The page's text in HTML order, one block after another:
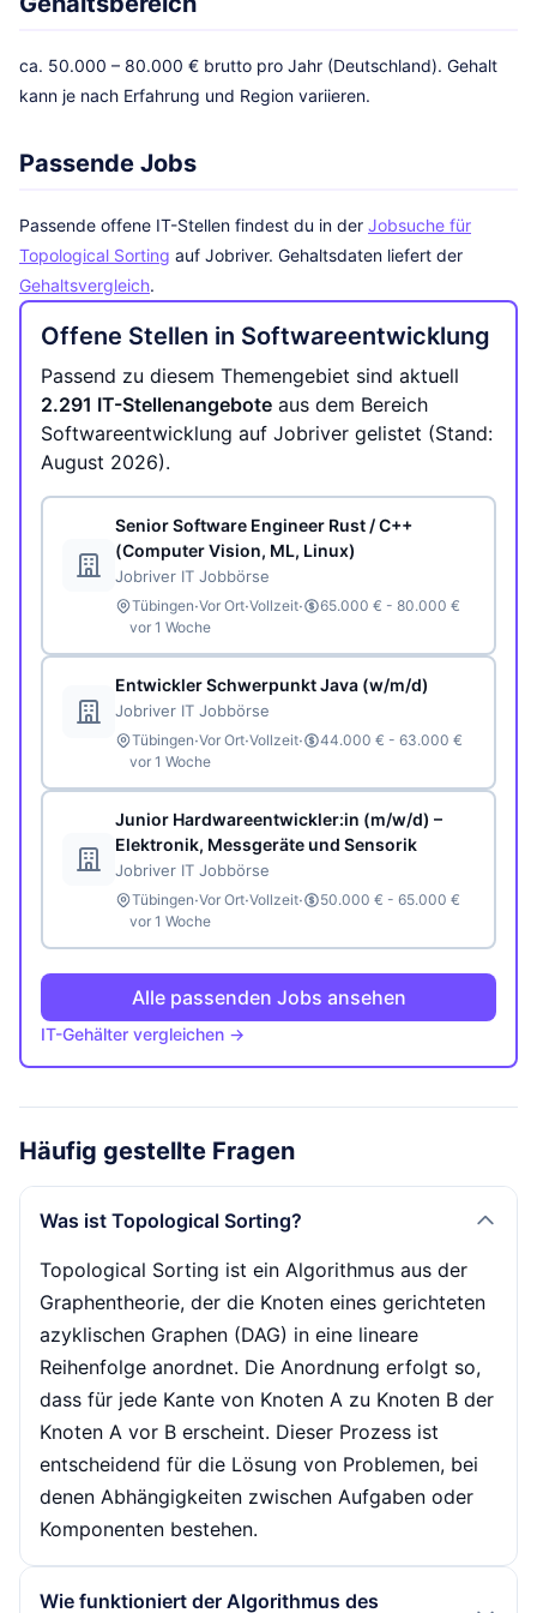
ca. 50.000 – 80.000 € brutto pro Jahr (Deutschland). Gehalt
kann je nach Erfahrung und Region variieren.
Passende Jobs
Passende offene IT-Stellen findest du in der Jobsuche für
Topological Sorting auf Jobriver. Gehaltsdaten liefert der
Gehaltsvergleich.
Offene Stellen in Softwareentwicklung
Passend zu diesem Themengebiet sind aktuell
2.291 IT-Stellenangebote aus dem Bereich
Softwareentwicklung auf Jobriver gelistet (Stand:
August 2026).
Senior Software Engineer Rust / C++
(Computer Vision, ML, Linux)
Jobriver IT Jobbörse
Tübingen·Vor Ort·Vollzeit·
65.000 € - 80.000 €
vor 1 Woche
Entwickler Schwerpunkt Java (w/m/d)
Jobriver IT Jobbörse
Tübingen·Vor Ort·Vollzeit·
44.000 € - 63.000 €
vor 1 Woche
Junior Hardwareentwickler:in (m/w/d) –
Elektronik, Messgeräte und Sensorik
Jobriver IT Jobbörse
Tübingen·Vor Ort·Vollzeit·
50.000 € - 65.000 €
vor 1 Woche
Alle passenden Jobs ansehen
IT-Gehälter vergleichen →
Häufig gestellte Fragen
Was ist Topological Sorting?
Topological Sorting ist ein Algorithmus aus der
Graphentheorie, der die Knoten eines gerichteten
azyklischen Graphen (DAG) in eine lineare
Reihenfolge anordnet. Die Anordnung erfolgt so,
dass für jede Kante von Knoten A zu Knoten B der
Knoten A vor B erscheint. Dieser Prozess ist
entscheidend für die Lösung von Problemen, bei
denen Abhängigkeiten zwischen Aufgaben oder
Komponenten bestehen.
Wie funktioniert der Algorithmus des